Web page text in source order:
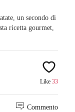
un secondo di
ricetta gourmet,
Like 33
Commento